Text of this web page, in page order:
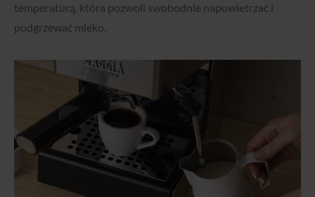
temperaturą, która pozwoli swobodnie napowietrzać i
podgrzewać mleko.